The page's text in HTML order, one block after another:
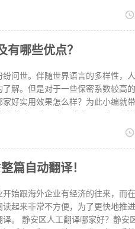
人工翻译，业务能力就很强。如果
需要260元;而日语证件翻译、德
格，具体数据可以咨询福昕人工
有哪些优点？
问世。伴随世界语言的多样性，
解。但是对于一些保密系数较高
好实用效果怎么样？为此小编就
可以自由的分析思考。还有人工翻
译、自动翻译以及人工翻译等服
定区人工翻译哪家好？以及有哪些
正
篇自动翻译！
始跟海外企业有经济的往来，而
起来非常不方便，为了更快地推
。 静安区人工翻译哪家好？静安